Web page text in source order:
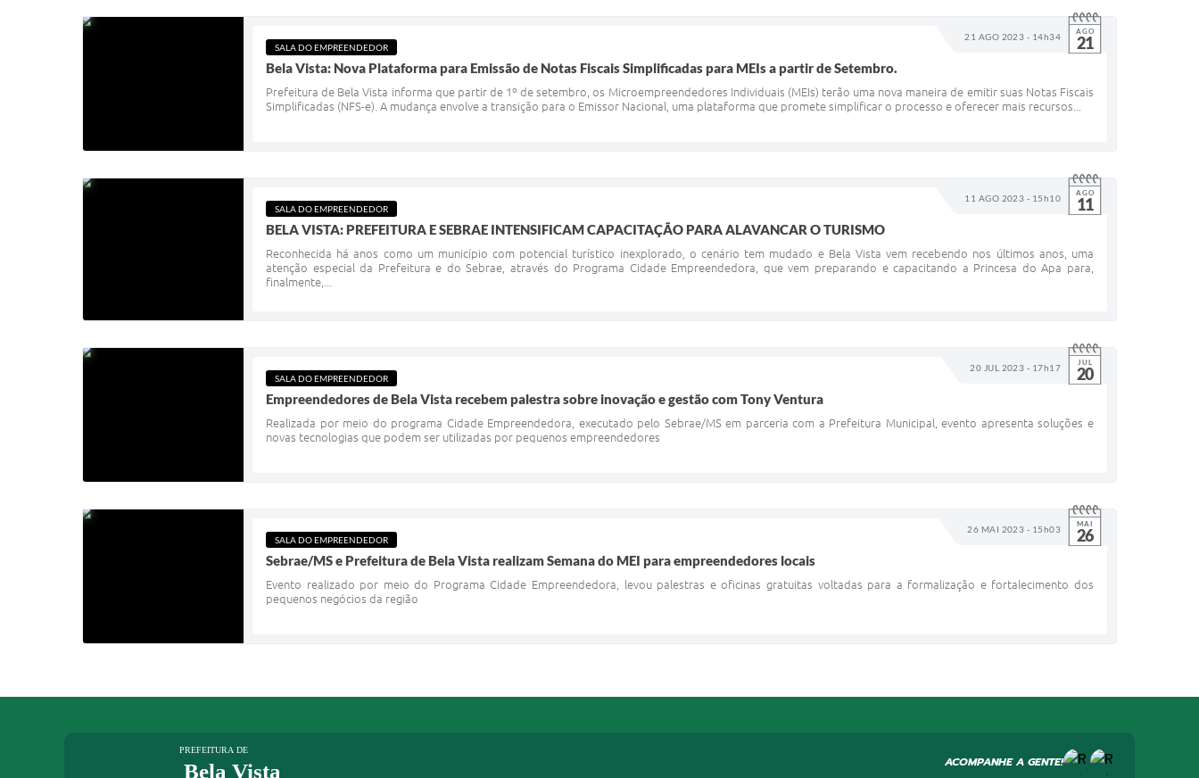
21 AGO 2023 - 14h34 AGO
21
SALA DO EMPREENDEDOR
Bela Vista: Nova Plataforma para Emissão de Notas Fiscais Simplificadas para MEIs a partir de Setembro.
Prefeitura de Bela Vista informa que partir de 1º de setembro, os Microempreendedores Individuais (MEIs) terão uma nova maneira de emitir suas Notas Fiscais
Simplificadas (NFS-e). A mudança envolve a transição para o Emissor Nacional, uma plataforma que promete simplificar o processo e oferecer mais recursos...
11 AGO 2023 - 15h10 AGO
11
SALA DO EMPREENDEDOR
BELA VISTA: PREFEITURA E SEBRAE INTENSIFICAM CAPACITAÇÃO PARA ALAVANCAR O TURISMO
Reconhecida há anos como um município com potencial turístico inexplorado, o cenário tem mudado e Bela Vista vem recebendo nos últimos anos, uma
atenção especial da Prefeitura e do Sebrae, através do Programa Cidade Empreendedora, que vem preparando e capacitando a Princesa do Apa para,
finalmente,...
20 JUL 2023 - 17h17 JUL
20
SALA DO EMPREENDEDOR
Empreendedores de Bela Vista recebem palestra sobre inovação e gestão com Tony Ventura
Realizada por meio do programa Cidade Empreendedora, executado pelo Sebrae/MS em parceria com a Prefeitura Municipal, evento apresenta soluções e
novas tecnologias que podem ser utilizadas por pequenos empreendedores
26 MAI 2023 - 15h03 MAI
26
SALA DO EMPREENDEDOR
Sebrae/MS e Prefeitura de Bela Vista realizam Semana do MEI para empreendedores locais
Evento realizado por meio do Programa Cidade Empreendedora, levou palestras e oficinas gratuitas voltadas para a formalização e fortalecimento dos
pequenos negócios da região
ACOMPANHE A GENTE!